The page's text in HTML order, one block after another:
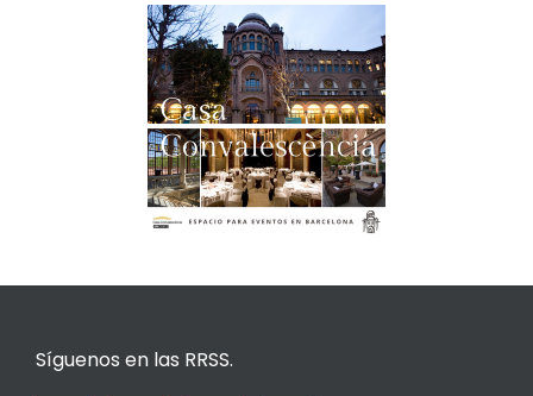
Síguenos en las RRSS.